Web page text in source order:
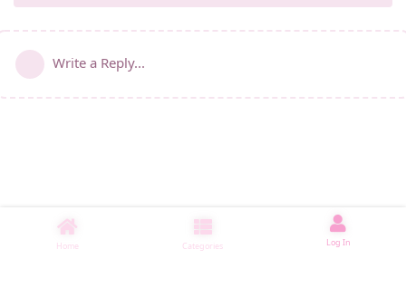
Write a Reply...
Home Categories Log In